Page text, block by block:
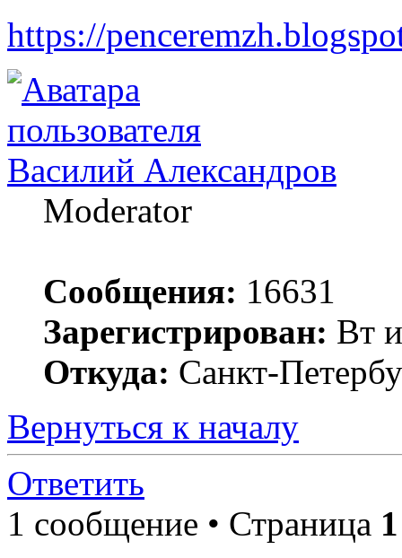
https://
Василий Александров
Moderator
Сообщения: 16631
Зарегистрирован: Вт
Откуда: Санкт-
Вернуться к началу
Ответить
1 сообщение • Страница 1